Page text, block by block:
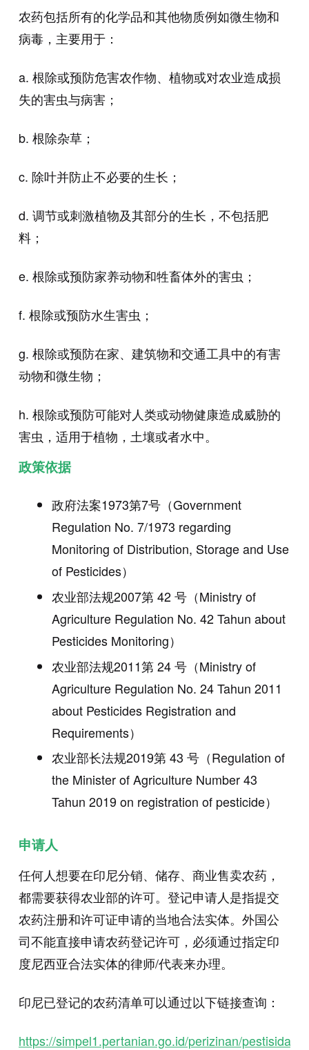
农药包括所有的化学品和其他物质例如微生物和
病毒，主要用于：
a. 根除或预防危害农作物、植物或对农业造成损
失的害虫与病害；
b. 根除杂草；
c. 除叶并防止不必要的生长；
d. 调节或刺激植物及其部分的生长，不包括肥
料；
e. 根除或预防家养动物和牲畜体外的害虫；
f. 根除或预防水生害虫；
g. 根除或预防在家、建筑物和交通工具中的有害
动物和微生物；
h. 根除或预防可能对人类或动物健康造成威胁的
害虫，适用于植物，土壤或者水中。
政策依据
政府法案1973第7号（Government
Regulation No. 7/1973 regarding
Monitoring of Distribution, Storage and Use
of Pesticides）
农业部法规2007第 42 号（Ministry of
Agriculture Regulation No. 42 Tahun about
Pesticides Monitoring）
农业部法规2011第 24 号（Ministry of
Agriculture Regulation No. 24 Tahun 2011
about Pesticides Registration and
Requirements）
农业部长法规2019第 43 号（Regulation of
the Minister of Agriculture Number 43
Tahun 2019 on registration of pesticide）
申请人
任何人想要在印尼分销、储存、商业售卖农药，
都需要获得农业部的许可。登记申请人是指提交
农药注册和许可证申请的当地合法实体。外国公
司不能直接申请农药登记许可，必须通过指定印
度尼西亚合法实体的律师/代表来办理。
印尼已登记的农药清单可以通过以下链接查询：
https://simpel1.pertanian.go.id/perizinan/pestisida/